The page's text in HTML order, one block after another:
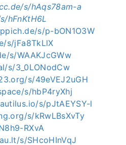
s/hAqs78am-a
hFnKtH6L
s/p-bON1O3W
s/jFa8TkLlX
s/WAAKJcGWw
s/3_0LONodCw
s/49eVEJ2uGH
s/hbP4ryXhj
s/pJtAEYSY-l
s/kRwLBsXvTy
RXvA
s/SHcoHInVqJ